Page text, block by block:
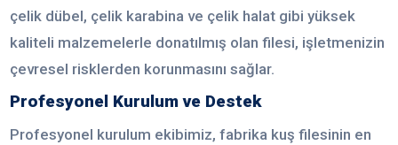
çelik dübel, çelik karabina ve çelik halat gibi yüksek
kaliteli malzemelerle donatılmış olan filesi, işletmenizin
çevresel risklerden korunmasını sağlar.
Profesyonel Kurulum ve Destek
Profesyonel kurulum ekibimiz, fabrika kuş filesinin en